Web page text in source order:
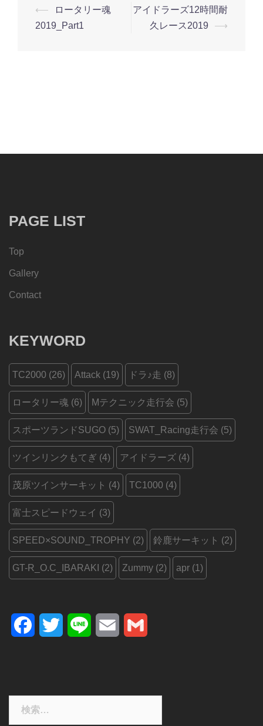
投
稿
ン
⟵
ロータリー魂
2019_Part1
アイドラーズ12時間耐
久レース2019
⟶
PAGE LIST
Top
Gallery
Contact
KEYWORD
TC2000 (26) Attack (19) ドラ♪走 (8)
ロータリー魂 (6) Mテクニック走行会 (5)
スポーツランドSUGO (5) SWAT_Racing走行会 (5)
ツインリンクもてぎ (4) アイドラーズ (4)
茂原ツインサーキット (4) TC1000 (4)
富士スピードウェイ (3)
SPEED×SOUND_TROPHY (2) 鈴鹿サーキット (2)
GT-R_O.C_IBARAKI (2) Zummy (2) apr (1)
FacebookTwitter Line Email